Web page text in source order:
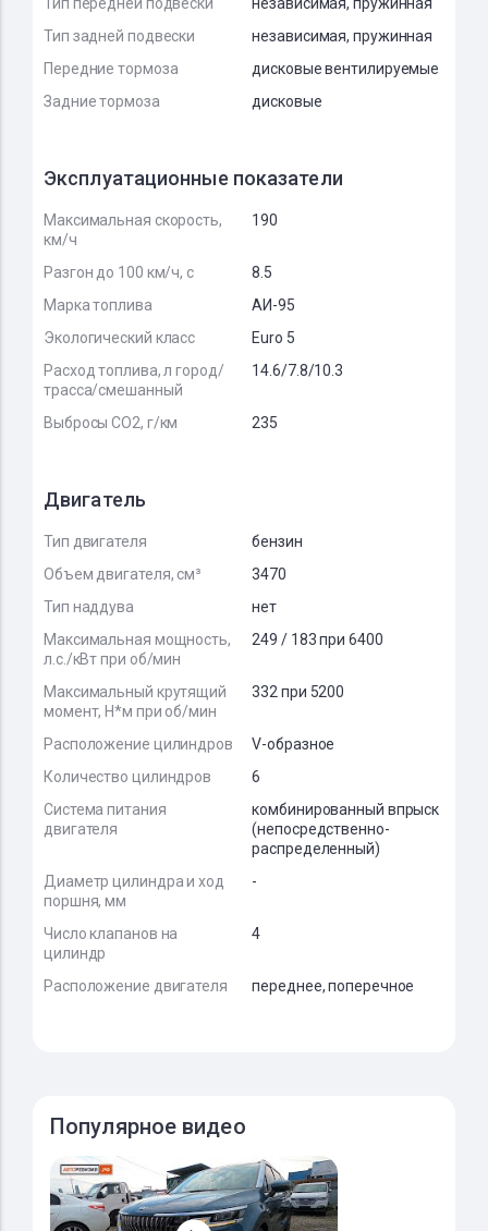
Тип задней подвески
независимая, пружинная
Передние тормоза
дисковые вентилируемые
Задние тормоза
дисковые
Эксплуатационные показатели
Максимальная скорость,
км/ч
190
Разгон до 100 км/ч, с
8.5
Марка топлива
АИ-95
Экологический класс
Euro 5
Расход топлива, л город/
трасса/смешанный
14.6/7.8/10.3
Выбросы CO2, г/км 235
Двигатель
Тип двигателя
бензин
Объем двигателя, см³
3470
Тип наддува
нет
Максимальная мощность,
л.с./кВт при об/мин
249 / 183 при 6400
Максимальный крутящий
момент, Н*м при об/мин
332 при 5200
Расположение цилиндров
V-образное
Количество цилиндров
6
Система питания
двигателя
комбинированный впрыск
(непосредственно-
распределенный)
Диаметр цилиндра и ход
поршня, мм
-
Число клапанов на
цилиндр
4
Расположение двигателя переднее, поперечное
Популярное видео